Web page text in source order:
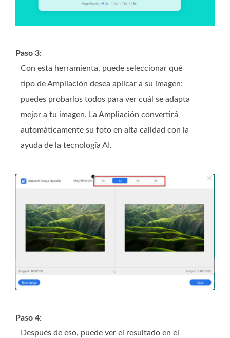
Paso 3:
Con esta herramienta, puede seleccionar qué
tipo de Ampliación desea aplicar a su imagen;
puedes probarlos todos para ver cuál se adapta
mejor a tu imagen. La Ampliación convertirá
automáticamente su foto en alta calidad con la
ayuda de la tecnología AI.
Paso 4:
Después de eso, puede ver el resultado en el